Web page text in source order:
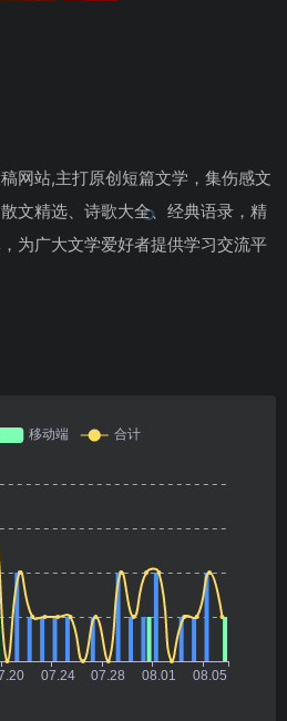
网站,主打原创短篇文学，集伤感文
文精选、诗歌大全、经典语录，精
为广大文学爱好者提供学习交流平